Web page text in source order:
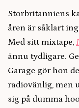
Storbritanniens
åren är såklart
Med sitt mixtape,
ännu tydligare.
Garage gör hon
radiovänlig, men
sig på dumma